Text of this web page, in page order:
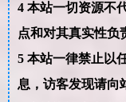
4本站一切资源不
点和对其真实性负
5本站一律禁止以
息，访客发现请向